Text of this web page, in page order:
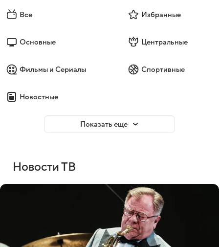
Все Избранные
Основные Центральные
Фильмы и Сериалы Спортивные
Новостные
Показать еще
Новости ТВ